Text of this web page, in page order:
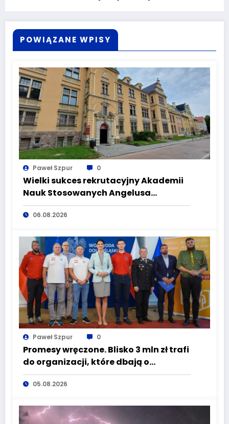
POWIĄZANE WPISY
Paweł Szpur 0
Wielki sukces rekrutacyjny Akademii
Nauk Stosowanych Angelusa
Silesiusa! Uczelnia bije rekordy, ale Ty
wciąż masz szansę – weź udział w II
06.08.2026
Paweł Szpur 0
Promesy wręczone. Blisko 3 mln zł trafi
do organizacji, które dbają o
bezpieczeństwo mieszkańców
Dolnego Śląska
05.08.2026